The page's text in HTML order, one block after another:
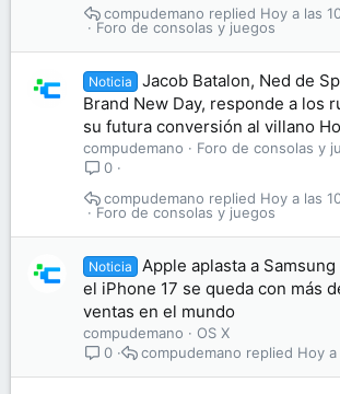
Foro de consolas y juegos
Hoy a las
compudemano
Noticia
Jacob Batalon, Ned de
Brand New Day, responde a los
su futura conversión al villano
compudemano
Foro de consolas y
0
Foro de consolas y juegos
Hoy a las
compudemano
Noticia
Apple aplasta a
el iPhone 17 se queda con más
ventas en el mundo
compudemano
OS X
0
Hoy a
compudemano